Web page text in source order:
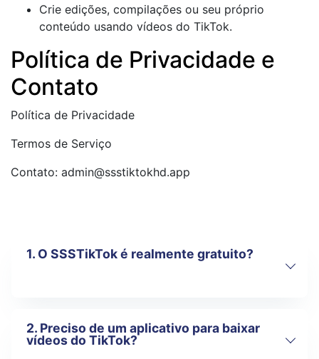
Crie edições, compilações ou seu próprio
conteúdo usando vídeos do TikTok.
Política de Privacidade e
Contato
Política de Privacidade
Termos de Serviço
Contato: admin@ssstiktokhd.app
1. O SSSTikTok é realmente gratuito?
Sim, o SSSTikTok é 100% gratuito. Você
não precisa pagar, se cadastrar ou
2. Preciso de um aplicativo para baixar
vídeos do TikTok?